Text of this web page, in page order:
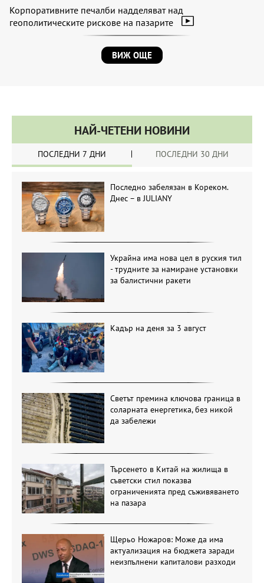
Корпоративните печалби надделяват над
геополитическите рискове на пазарите
ВИЖ ОЩЕ
НАЙ-ЧЕТЕНИ НОВИНИ
ПОСЛЕДНИ 7 ДНИ ПОСЛЕДНИ 30 ДНИ
Последно забелязан в Кореком.
Днес – в JULIANY
Украйна има нова цел в руския тил
- трудните за намиране установки
за балистични ракети
Кадър на деня за 3 август
Светът премина ключова граница в
соларната енергетика, без никой
да забележи
Търсенето в Китай на жилища в
съветски стил показва
ограниченията пред съживяването
на пазара
Щерьо Ножаров: Може да има
актуализация на бюджета заради
неизпълнени капиталови разходи